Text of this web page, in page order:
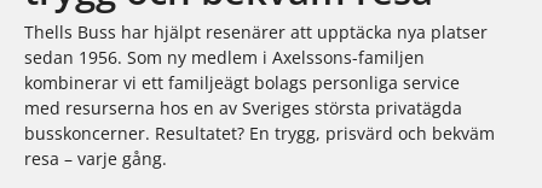
Thells Buss har hjälpt resenärer att upptäcka nya platser
sedan 1956. Som ny medlem i Axelssons-familjen
kombinerar vi ett familjeägt bolags personliga service
med resurserna hos en av Sveriges största privatägda
busskoncerner. Resultatet? En trygg, prisvärd och bekväm
resa – varje gång.